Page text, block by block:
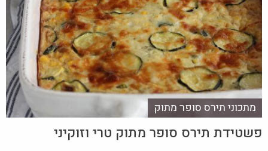
מתכוני תירס סופר מתוק
פשטידת תירס סופר מתוק טרי וזוקיני